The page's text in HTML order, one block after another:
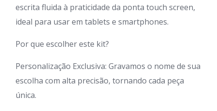
escrita fluida à praticidade da ponta touch screen,
ideal para usar em tablets e smartphones.
Por que escolher este kit?
Personalização Exclusiva: Gravamos o nome de sua
escolha com alta precisão, tornando cada peça
única.